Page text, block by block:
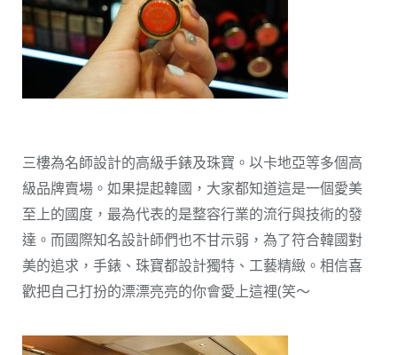
三樓為名師設計的高級手錶及珠寶。以卡地亞等多個高
級品牌賣場。如果提起韓國，大家都知道這是一個愛美
至上的國度，最為代表的是整容行業的流行與技術的發
達。而國際知名設計師們也不甘示弱，為了符合韓國對
美的追求，手錶、珠寶都設計獨特、工藝精緻。相信喜
歡把自己打扮的漂漂亮亮的你會愛上這裡(笑～